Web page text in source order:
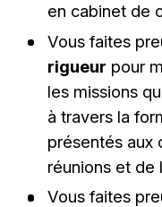
en cabinet de
Vous faites
rigueur pour
les missions
à travers la
présentés aux
réunions et de
Vous faites